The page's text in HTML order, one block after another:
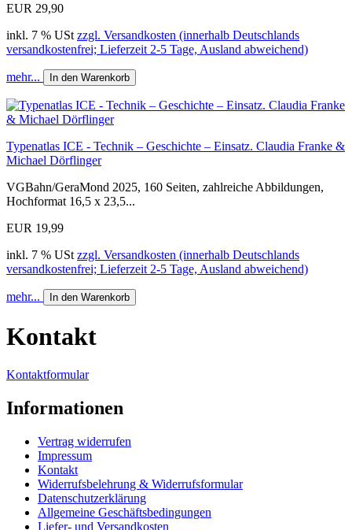
EUR 29,90
inkl. 7 % USt zzgl. Versandkosten (innerhalb Deutschlands
versandkostenfrei; Lieferzeit 2-5 Tage, Ausland abweichend)
mehr... In den Warenkorb
Typenatlas ICE - Technik – Geschichte – Einsatz. Claudia Franke &
Michael Dörflinger
VGBahn/GeraMond 2025, 160 Seiten, zahlreiche Abbildungen,
Hochformat 16,5 x 23,5...
EUR 19,99
inkl. 7 % USt zzgl. Versandkosten (innerhalb Deutschlands
versandkostenfrei; Lieferzeit 2-5 Tage, Ausland abweichend)
mehr... In den Warenkorb
Kontakt
Kontaktformular
Informationen
Vertrag widerrufen
Impressum
Kontakt
Widerrufsbelehrung & Widerrufsformular
Datenschutzerklärung
Allgemeine Geschäftsbedingungen
Liefer- und Versandkosten